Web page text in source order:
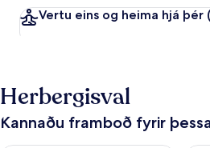
Vertu eins og heima hjá þér
Herbergisval
Kannaðu framboð fyrir